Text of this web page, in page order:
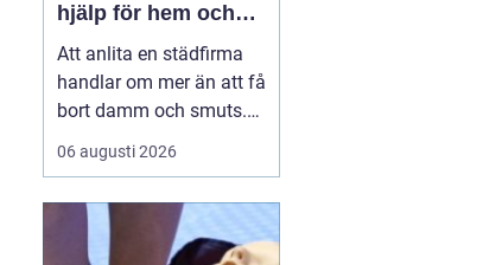
hjälp för hem och
företag
Att anlita en städfirma
handlar om mer än att få
bort damm och smuts.
För många i Vimmerby
är professionell städning
vardag, ett mer
välkomnande hem och
06 augusti 2026